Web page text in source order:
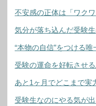
不安感の正体は「ワク
気分が落ち込んだ受験
“本物の自信”をつける唯
受験の運命を好転させ
あと1ヶ月でどこまで実
受験生なのにやる気が